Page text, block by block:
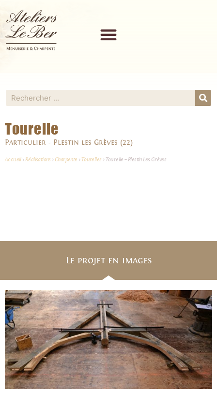
Tourelle
Particulier​ - Plestin les Grèves (22)​
Accueil>Réalisations>Charpente >Tourelles>Tourelle – Plestin Les Grèves
Le projet en images